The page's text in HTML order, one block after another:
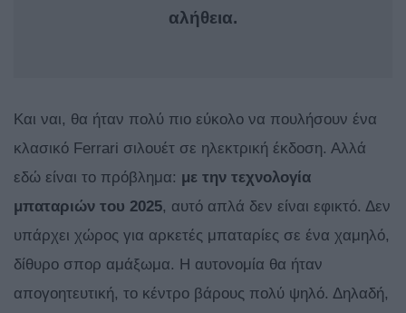
αλήθεια.
Και ναι, θα ήταν πολύ πιο εύκολο να πουλήσουν ένα
κλασικό Ferrari σιλουέτ σε ηλεκτρική έκδοση. Αλλά
εδώ είναι το πρόβλημα: με την τεχνολογία
μπαταριών του 2025, αυτό απλά δεν είναι εφικτό. Δεν
υπάρχει χώρος για αρκετές μπαταρίες σε ένα χαμηλό,
δίθυρο σπορ αμάξωμα. Η αυτονομία θα ήταν
απογοητευτική, το κέντρο βάρους πολύ ψηλό. Δηλαδή,